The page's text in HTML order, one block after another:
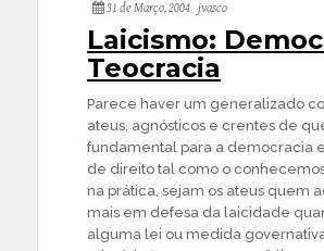
31 de Março, 2004 jvasco
Laicismo:
Teocracia
Parece haver um generalizado
ateus, agnósticos e crentes de
fundamental para a democracia
de direito tal como o
na prática, sejam os ateus quem
mais em defesa da laicidade
alguma lei ou medida